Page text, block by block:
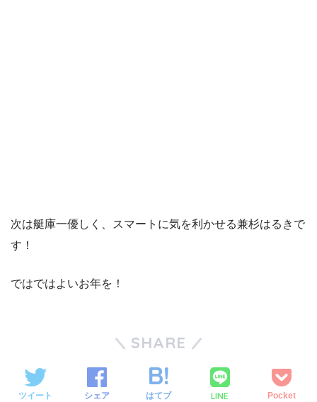
次は艇庫一優しく、スマートに気を利かせる兼杉はるきで
す！
ではではよいお年を！
SHARE
ツイート シェア はてブ LINE Pocket